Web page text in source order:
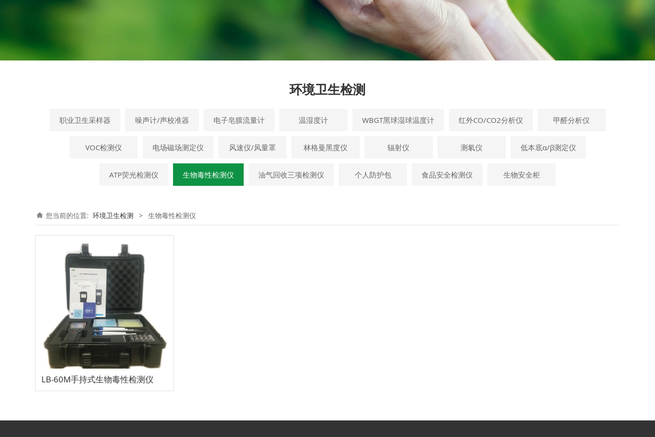
环境卫生检测
职业卫生采样器 噪声计/声校准器 电子皂膜流量计 温湿度计 WBGT黑球湿球温度计 红外CO/CO2分析仪 甲醛分析仪
VOC检测仪 电场磁场测定仪 风速仪/风量罩 林格曼黑度仪 辐射仪 测氡仪 低本底α/β测定仪
ATP荧光检测仪 生物毒性检测仪 油气回收三项检测仪 个人防护包 食品安全检测仪 生物安全柜
您当前的位置: 环境卫生检测 > 生物毒性检测仪
LB-60M手持式生物毒性检测仪